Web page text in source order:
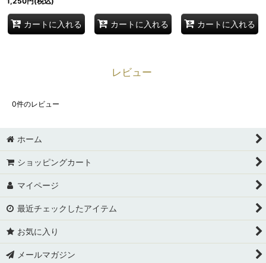
カートに入れる カートに入れる カートに入れる
レビュー
0件のレビュー
ホーム
ショッピングカート
マイページ
最近チェックしたアイテム
お気に入り
メールマガジン